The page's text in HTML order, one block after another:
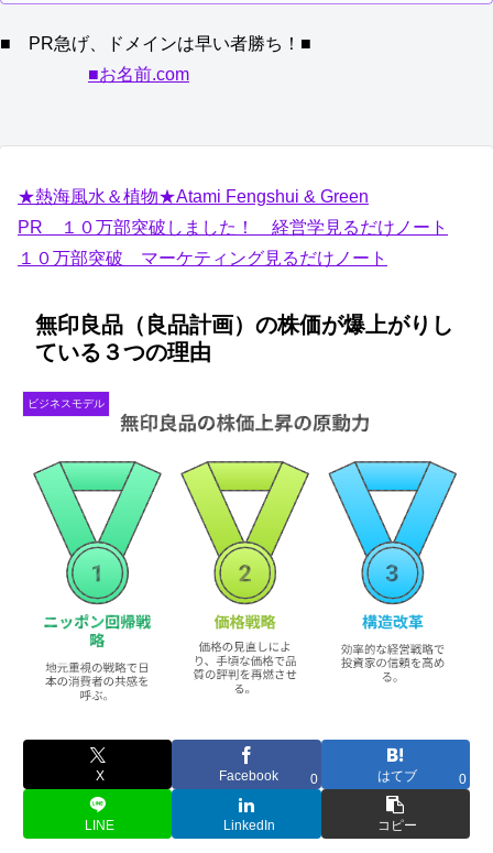
■ PR急げ、ドメインは早い者勝ち！■
■お名前.com
★熱海風水＆植物★Atami Fengshui & Green
PR １０万部突破しました！ 経営学見るだけノート
１０万部突破 マーケティング見るだけノート
無印良品（良品計画）の株価が爆上がりし
ている３つの理由
ビジネスモデル
X Facebook 0 はてブ 0
LINE LinkedIn コピー